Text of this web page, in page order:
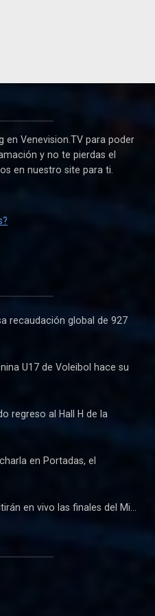
en Venevision.TV para poder
y no te pierdas el
en nuestro site para ti.
recaudación global de 927
U17 de Voleibol hace su
regreso al Hall H de la
en Portadas, el
en vivo las finales del Mi...